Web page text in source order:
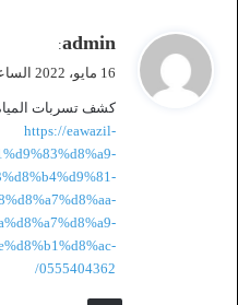
ي
ل
admin
:
16 مايو، 2022 الساعة 3:16 م
كشف تسربات
https://eawazil-
0555404362/